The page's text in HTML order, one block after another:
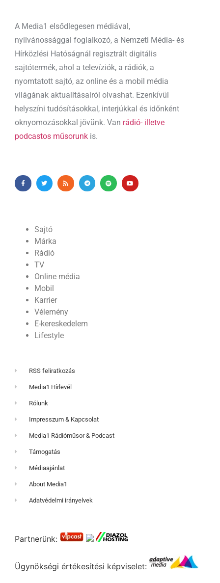
A Media1 elsődlegesen médiával,
nyilvánossággal foglalkozó, a Nemzeti Média- és
Hírközlési Hatóságnál regisztrált digitális
sajtótermék, ahol a televíziók, a rádiók, a
nyomtatott sajtó, az online és a mobil média
világának aktualitásairól olvashat. Ezenkívül
helyszíni tudósításokkal, interjúkkal és időnként
oknyomozásokkal jövünk. Van rádió- illetve
podcastos műsorunk is.
Sajtó
Márka
Rádió
TV
Online média
Mobil
Karrier
Vélemény
E-kereskedelem
Lifestyle
RSS feliratkozás
Media1 Hírlevél
Rólunk
Impresszum & Kapcsolat
Media1 Rádióműsor & Podcast
Támogatás
Médiaajánlat
About Media1
Adatvédelmi irányelvek
Partnerünk:
Ügynökségi értékesítési képviselet: